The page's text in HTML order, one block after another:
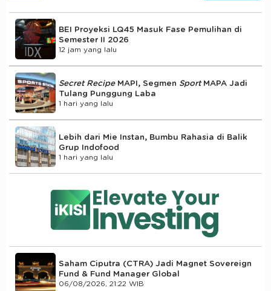
BEI Proyeksi LQ45 Masuk Fase Pemulihan di
Semester II 2026
12 jam yang lalu
Secret RecipeMAPI, Segmen Sport MAPA Jadi
Tulang Punggung Laba
1 hari yang lalu
Lebih dari Mie Instan, Bumbu Rahasia di Balik
Grup Indofood
1 hari yang lalu
Saham Ciputra (CTRA) Jadi Magnet Sovereign
Fund & Fund Manager Global
06/08/2026, 21:22 WIB